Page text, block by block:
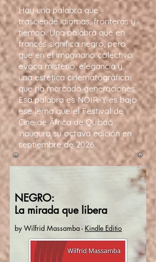
Hay una palabra que
trasciende idiomas, fronteras y
tiempo. Una palabra que en
francés significa negro, pero
que en el imaginario colectivo
evoca misterio, elegancia y
una estética cinematográfica
que ha marcado generaciones.
Esa palabra es NOIR. Y es bajo
ese lema que el Festival de
Cine de África de Quibdó
inaugura su octava edición en
septiembre de 2026.
NEGRO:
La mirada que libera
by Wilfrid Massamba - Kindle Editio